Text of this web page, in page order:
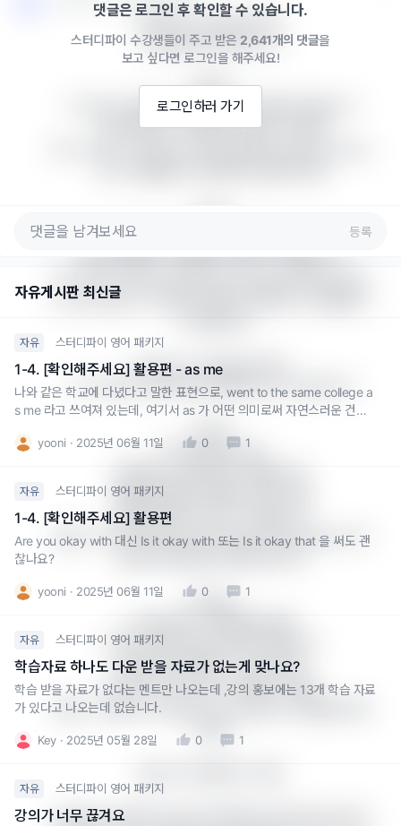
polish vs. revisit의 차이:
네 말씀하신게 맞습니다.
polish:
이미 있는 내용을 더 세련되고 매끄럽게 다듬는 것
주로 표현이나 문체를 개선하는 데 중점
내용을 다시 검토하고 재고하는 것
새로운 관점이나 내용을 추가할 수 있음을 암시
e more data." (더 많은 데이터가 있을 때 이 문제를 다
revise vs. change의 차이:
이 두 단어는 미묘하지만 중요한 차이가 있습니다:
더 공식적(formal)
학술적/전문적 맥락에서 자주 사용
개선을 목적으로 하는 수정을 암시
예문: "The committee will revise the proposal." (위
change:
단순히 다른 것으로 바꾸는 것을 의미
일상적인 맥락에서 더 자주 사용
개선의 의미가 반드시 포함되지 않음
예문: "I need to change my schedule." (일정을 바꿔
야 해)
Situation 11에서 revise가 선호된 이유: 문서나 보고서
댓글은 로그인 후 확인할 수 있습니다.
스터디파이 수강생들이 주고 받은 2,641개의 댓글을
보고 싶다면 로그인을 해주세요!
로그인하러 가기
등록
자유게시판 최신글
자유 스터디파이 영어 패키지
1-4. [확인해주세요] 활용편 - as me
나와 같은 학교에 다녔다고 말한 표현으로, went to the same college a
s me 라고 쓰여져 있는데, 여기서 as 가 어떤 의미로써 자연스러운 건가
yooni 2025년 06월 11일 0 1
자유 스터디파이 영어 패키지
1-4. [확인해주세요] 활용편
Are you okay with 대신 Is it okay with 또는 Is it okay that 을 써도 괜
찮나요?
yooni 2025년 06월 11일 0 1
자유 스터디파이 영어 패키지
학습자료 하나도 다운 받을 자료가 없는게 맞나요?
학습 받을 자료가 없다는 멘트만 나오는데 ,강의 홍보에는 13개 학습 자료
가 있다고 나오는데 없습니다.
Key 2025년 05월 28일 0 1
자유 스터디파이 영어 패키지
강의가 너무 끊겨요